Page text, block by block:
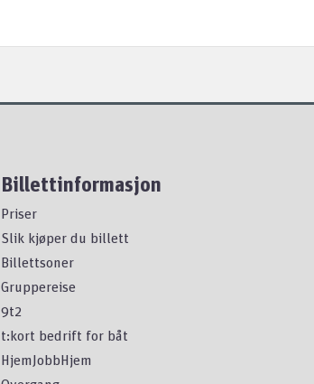
Billettinformasjon
Priser
Slik kjøper du billett
Billettsoner
Gruppereise
9t2
t:kort bedrift for båt
HjemJobbHjem